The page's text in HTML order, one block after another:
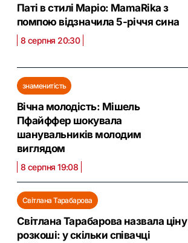
Паті в стилі Маріо: MamaRika з
помпою відзначила 5-річчя сина
8 серпня 20:30
знаменитість
Вічна молодість: Мішель
Пфайффер шокувала
шанувальників молодим
виглядом
8 серпня 19:08
Світлана Тарабарова
Світлана Тарабарова назвала ціну
розкоші: у скільки співачці